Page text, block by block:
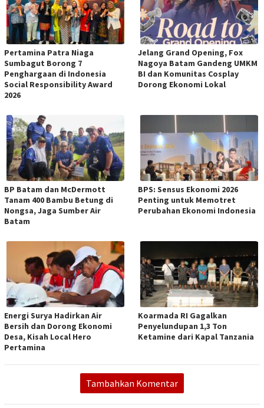
Pertamina Patra Niaga
Sumbagut Borong 7
Penghargaan di Indonesia
Social Responsibility Award
2026
Jelang Grand Opening, Fox
Nagoya Batam Gandeng UMKM
BI dan Komunitas Cosplay
Dorong Ekonomi Lokal
BP Batam dan McDermott
Tanam 400 Bambu Betung di
Nongsa, Jaga Sumber Air
Batam
BPS: Sensus Ekonomi 2026
Penting untuk Memotret
Perubahan Ekonomi Indonesia
Energi Surya Hadirkan Air
Bersih dan Dorong Ekonomi
Desa, Kisah Local Hero
Pertamina
Koarmada RI Gagalkan
Penyelundupan 1,3 Ton
Ketamine dari Kapal Tanzania
Tambahkan Komentar